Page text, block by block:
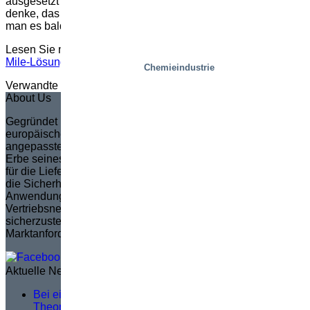
Chemieindustrie
denke, das Last-Mile-Zentrum ist eine so gute Lösung, dass
man es bald weltweit finden wird“, so Niklas abschließend,
Lesen Sie mehr darüber,
Mile-Lösung nutzt
Verwandte Informationen
About Us
Gegründet im Jahr 1935 in Schweden, ist Marco zum
europäischen Marktführer in der Erstellung von vollständig
angepassten Scherenhubtischen geworden. Marco, das das
Erbe seines Gründers Sven Marcusson fortsetzt, ist bekannt
für die Lieferung innovativer, problemlösender Lösungen, die
die Sicherheit und Effizienz in einer breiten Palette von
Anwendungen erhöhen. Die Marke verpflichtet sich, ein
Vertriebsnetzwerk zu verwalten und zu schulen, um
sicherzustellen, dass die Produktentwicklung den
Marktanforderungen entspricht.
Aktuelle News
Bei einer guten Serviceschulung geht es nicht um
Theorie, sondern darum, was vor Ort passiert